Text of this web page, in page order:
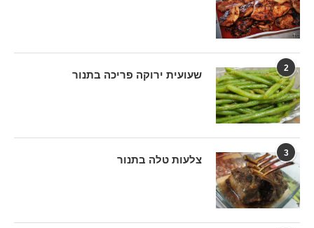
2
שעועית ירוקה פריכה בתנור
3
צלעות טלה בתנור